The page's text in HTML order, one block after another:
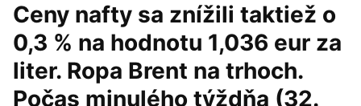
Ceny nafty sa znížili taktiež o
0,3 % na hodnotu 1,036 eur za
liter. Ropa Brent na trhoch.
Počas minulého týždňa (32.